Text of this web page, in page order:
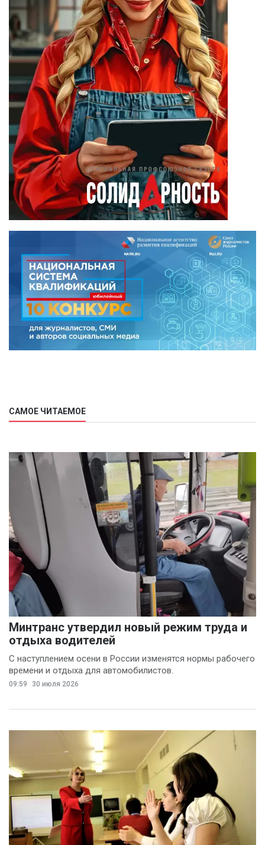
САМОЕ ЧИТАЕМОЕ
Минтранс утвердил новый режим труда и
отдыха водителей
С наступлением осени в России изменятся нормы рабочего
времени и отдыха для автомобилистов.
09:59 30 июля 2026